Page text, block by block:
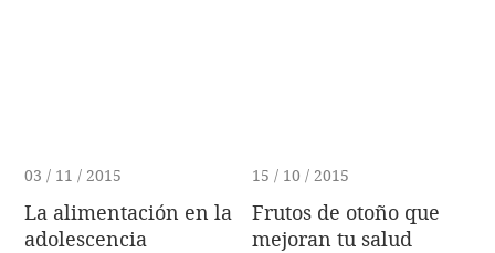
03 / 11 / 2015
La alimentación en la
adolescencia
15 / 10 / 2015
Frutos de otoño que
mejoran tu salud